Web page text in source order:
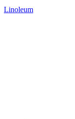
Linoleum